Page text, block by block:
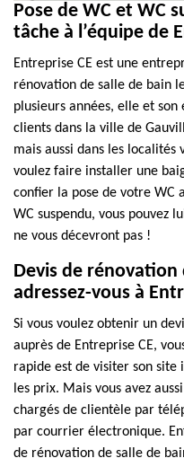
Pose de WC et WC
tâche à l’équipe de
Entreprise CE est une
rénovation de salle de bain
plusieurs années, elle et
clients dans la ville de
mais aussi dans les localités
voulez faire installer une
confier la pose de votre WC
WC suspendu, vous pouvez
ne vous décevront pas !
Devis de rénovation
adressez-vous à
Si vous voulez obtenir un
auprès de Entreprise CE,
rapide est de visiter son
les prix. Mais vous avez
chargés de clientèle par
par courrier électronique.
de rénovation de salle de